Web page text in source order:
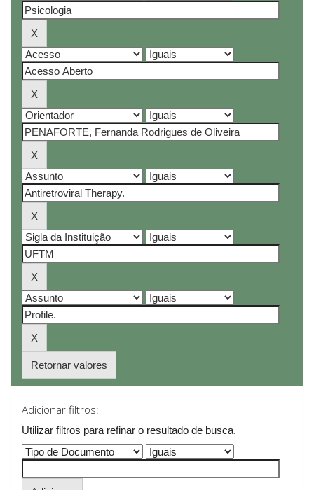
Retornar valores
Adicionar filtros:
Utilizar filtros para refinar o resultado de busca.